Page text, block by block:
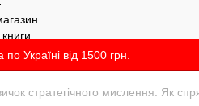
Україні від 1500 грн.
стратегічного мислення. Як